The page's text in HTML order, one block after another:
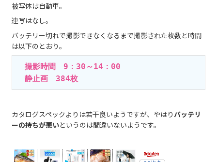
被写体は自動車。
連写はなし。
バッテリー切れで撮影できなくなるまで撮影された枚数と時間
は以下のとおり。
撮影時間　9：30～14：00
静止画　384枚
カタログスペックよりは若干良いようですが、やはり バッテリ
ーの持ちが悪いというのは間違いないようです。